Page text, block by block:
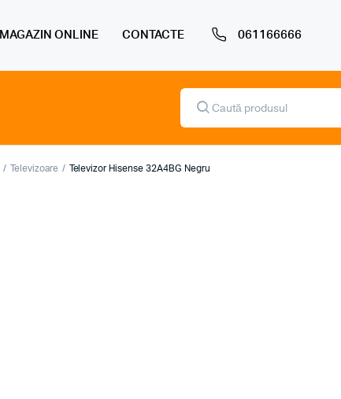
MAGAZIN ONLINE CONTACTE 061166666
Products
search
Televizoare Televizor Hisense 32A4BG Negru